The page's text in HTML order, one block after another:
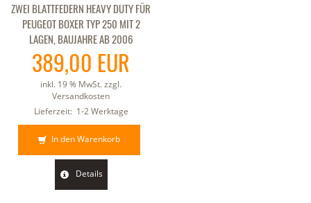
ZWEI BLATTFEDERN HEAVY DUTY FÜR
PEUGEOT BOXER TYP 250 MIT 2
LAGEN, BAUJAHRE AB 2006
389,00 EUR
inkl. 19 % MwSt. zzgl.
Versandkosten
Lieferzeit: 1-2 Werktage
In den Warenkorb
Details